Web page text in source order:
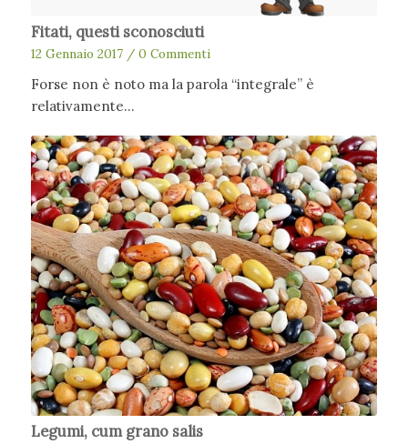
Fitati, questi sconosciuti
12 Gennaio 2017 / 0 Commenti
Forse non è noto ma la parola “integrale” è
relativamente…
Legumi, cum grano salis